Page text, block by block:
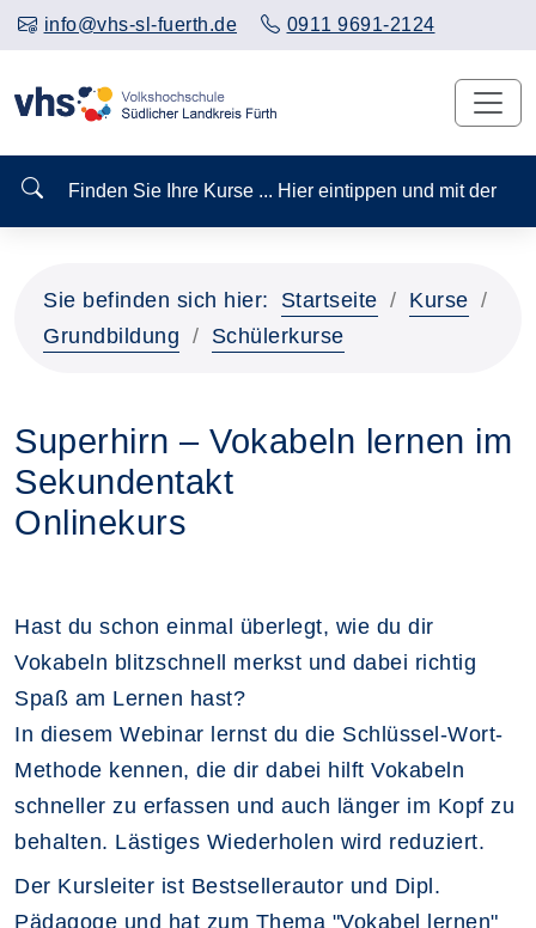
info@vhs-sl-fuerth.de 0911 9691-2124
Finden Sie Ihre Kurse ... Hier eintippen und mit
Sie befinden sich hier: Startseite
Kurse
Grundbildung
Schülerkurse
Superhirn – Vokabeln lernen im
Sekundentakt
Onlinekurs
Hast du schon einmal überlegt, wie du dir
Vokabeln blitzschnell merkst und dabei richtig
Spaß am Lernen hast?
In diesem Webinar lernst du die Schlüssel-Wort-
Methode kennen, die dir dabei hilft Vokabeln
schneller zu erfassen und auch länger im Kopf zu
behalten. Lästiges Wiederholen wird reduziert.
Der Kursleiter ist Bestsellerautor und Dipl.
Pädagoge und hat zum Thema "Vokabel lernen"